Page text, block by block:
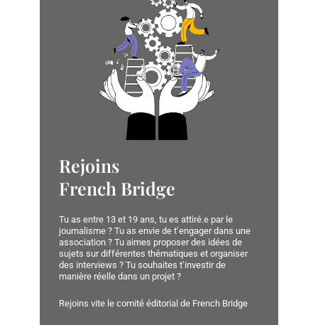
Rejoins
French Bridge
Tu as entre 13 et 19 ans, tu es attiré.e par le
journalisme ? Tu as envie de t’engager dans une
association ? Tu aimes proposer des idées de
sujets sur différentes thématiques et organiser
des interviews ? Tu souhaites t’investir de
manière réelle dans un projet ?
Rejoins vite le comité éditorial de French Bridge